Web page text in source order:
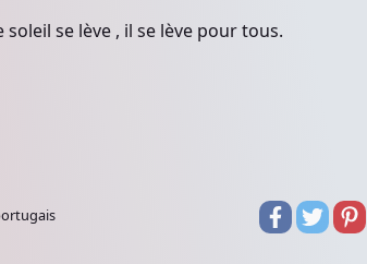
soleil se lève , il se lève pour tous.